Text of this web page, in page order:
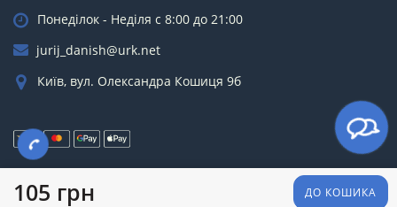
105 грн ДО КОШИКА
Понеділок - Неділя c 8:00 до 21:00
jurij_danish@urk.net
Київ, вул. Олександра Кошиця 9б